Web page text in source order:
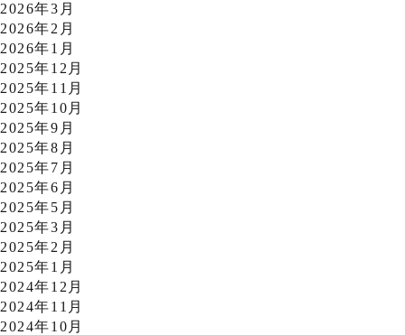
2026年3月
2026年2月
2026年1月
2025年12月
2025年11月
2025年10月
2025年9月
2025年8月
2025年7月
2025年6月
2025年5月
2025年3月
2025年2月
2025年1月
2024年12月
2024年11月
2024年10月